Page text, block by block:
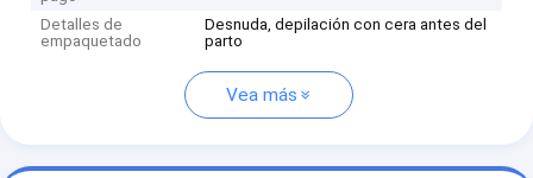
Detalles de
empaquetado
Desnuda, depilación con cera antes del
parto
Vea más